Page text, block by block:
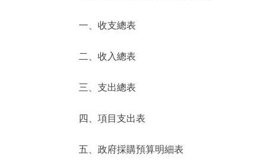
12345網上接訴即辦
參與調查
走進北京
北京概況
綠色北京
一、收支總表
二、收入總表
三、支出總表
四、項目支出表
五、政府採購預算明細表